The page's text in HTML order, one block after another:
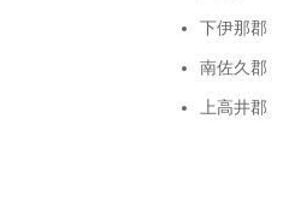
下伊那郡
南佐久郡
上高井郡